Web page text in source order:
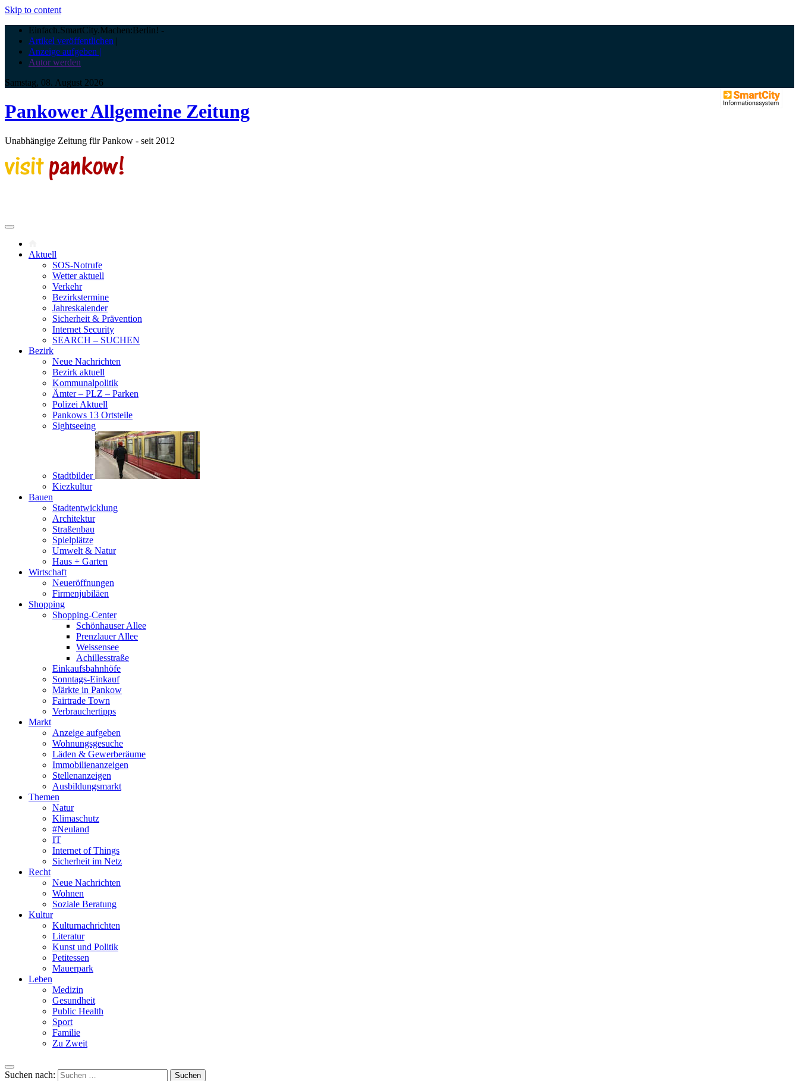
Skip to content
Einfach.SmartCity.Machen:Berlin! -
Artikel veröffentlichen |
Anzeige aufgeben |
Autor werden
Samstag, 08. August 2026
Pankower Allgemeine Zeitung
Unabhängige Zeitung für Pankow - seit 2012
Aktuell
SOS-Notrufe
Wetter aktuell
Verkehr
Bezirkstermine
Jahreskalender
Sicherheit & Prävention
Internet Security
SEARCH – SUCHEN
Bezirk
Neue Nachrichten
Bezirk aktuell
Kommunalpolitik
Ämter – PLZ – Parken
Polizei Aktuell
Pankows 13 Ortsteile
Sightseeing
Stadtbilder
Kiezkultur
Bauen
Stadtentwicklung
Architektur
Straßenbau
Spielplätze
Umwelt & Natur
Haus + Garten
Wirtschaft
Neueröffnungen
Firmenjubiläen
Shopping
Shopping-Center
Schönhauser Allee
Prenzlauer Allee
Weissensee
Achillesstraße
Einkaufsbahnhöfe
Sonntags-Einkauf
Märkte in Pankow
Fairtrade Town
Verbrauchertipps
Markt
Anzeige aufgeben
Wohnungsgesuche
Läden & Gewerberäume
Immobilienanzeigen
Stellenanzeigen
Ausbildungsmarkt
Themen
Natur
Klimaschutz
#Neuland
IT
Internet of Things
Sicherheit im Netz
Recht
Neue Nachrichten
Wohnen
Soziale Beratung
Kultur
Kulturnachrichten
Literatur
Kunst und Politik
Petitessen
Mauerpark
Leben
Medizin
Gesundheit
Public Health
Sport
Familie
Zu Zweit
Suchen nach: